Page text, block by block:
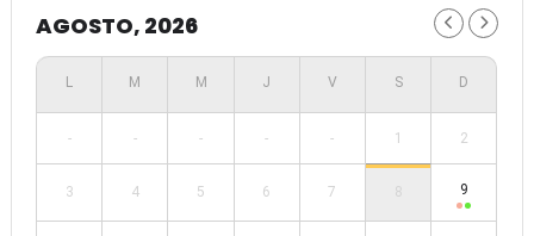
AGOSTO, 2026
- - - - - 1 2
3 4 5 6 7 8 9